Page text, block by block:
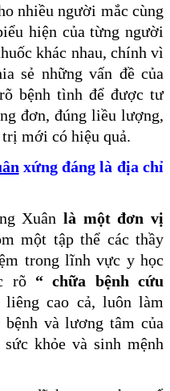
nhiều người mắc cùng
hiện của từng người
khác nhau, chính vì
sẻ những vấn đề của
bệnh tình để được tư
đơn, đúng liều lượng,
mới có hiệu quả.
xứng đáng là địa chỉ
Xuânlà một đơn vị
một tập thể các thầy
trong lĩnh vực y học
rõ “ chữa bệnh cứu
cao cả, luôn làm
và lương tâm của
khỏe và sinh mệnh